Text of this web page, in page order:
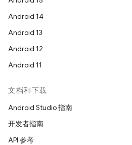
Android 14
Android 13
Android 12
Android 11
文档和下载
Android Studio 指南
开发者指南
API 参考